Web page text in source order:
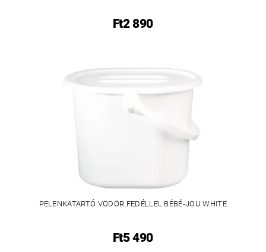
Ft2 890
PELENKATARTÓ VÖDÖR FEDÉLLEL BÉBÉ-JOU WHITE
Ft5 490